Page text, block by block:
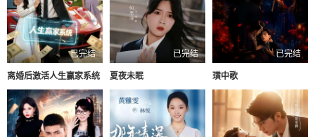
已完结
离婚后激活人生赢家系统
已完结
夏夜未眠
已完结
璜中歌